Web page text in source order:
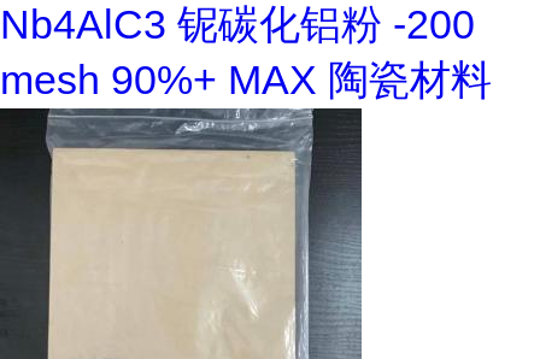
Nb4AlC3 铌碳化铝粉 -200
mesh 90%+ MAX 陶瓷材料